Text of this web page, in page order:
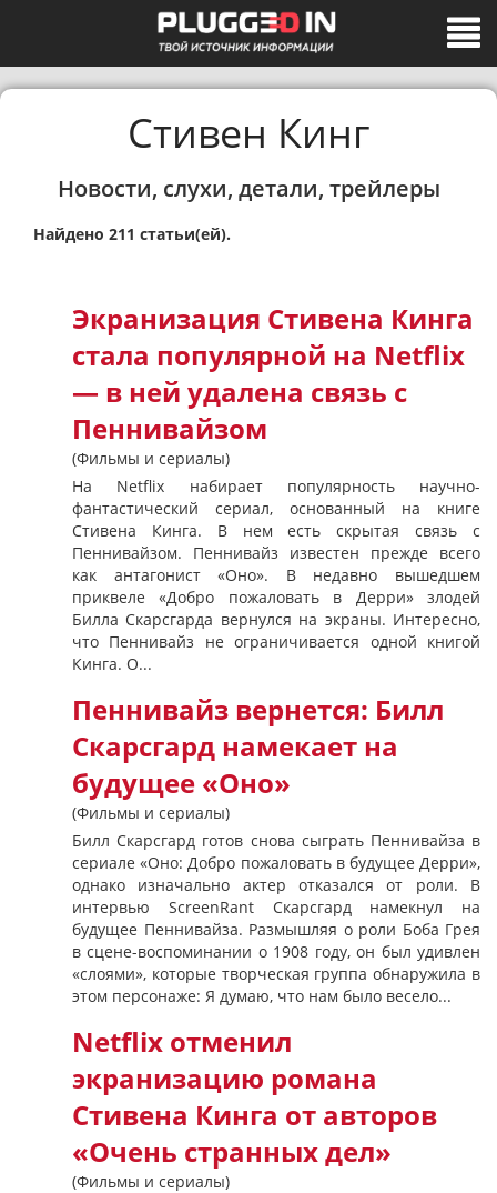
Стивен Кинг
Новости, слухи, детали, трейлеры
Найдено 211 статьи(ей).
Экранизация Стивена Кинга
стала популярной на Netflix
— в ней удалена связь с
Пеннивайзом
(Фильмы и сериалы)
На Netflix набирает популярность научно-
фантастический сериал, основанный на книге
Стивена Кинга. В нем есть скрытая связь с
Пеннивайзом. Пеннивайз известен прежде всего
как антагонист «Оно». В недавно вышедшем
приквеле «Добро пожаловать в Дерри» злодей
Билла Скарсгарда вернулся на экраны. Интересно,
что Пеннивайз не ограничивается одной книгой
Кинга. О...
Пеннивайз вернется: Билл
Скарсгард намекает на
будущее «Оно»
(Фильмы и сериалы)
Билл Скарсгард готов снова сыграть Пеннивайза в
сериале «Оно: Добро пожаловать в будущее Дерри»,
однако изначально актер отказался от роли. В
интервью ScreenRant Скарсгард намекнул на
будущее Пеннивайза. Размышляя о роли Боба Грея
в сцене-воспоминании о 1908 году, он был удивлен
«слоями», которые творческая группа обнаружила в
этом персонаже: Я думаю, что нам было весело...
Netflix отменил
экранизацию романа
Стивена Кинга от авторов
«Очень странных дел»
(Фильмы и сериалы)